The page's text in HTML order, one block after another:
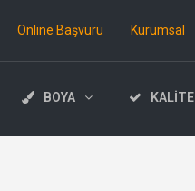
Online Başvuru Kurumsal
BOYA KALITE